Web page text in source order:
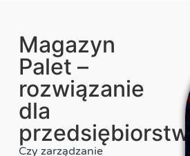
Magazyn
Palet –
rozwiązanie
dla
przedsiębiorstw
Czy zarządzanie